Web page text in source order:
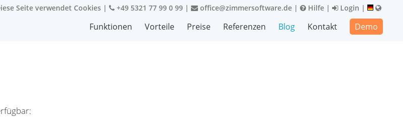
Seite verwendet Cookies | +49 5321 77 99 0 99 | office@zimmersoftware.de | Hilfe | Login |
Funktionen Vorteile Preise Referenzen Blog Kontakt Demo